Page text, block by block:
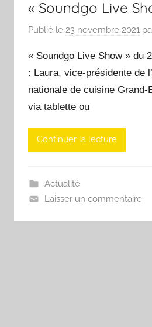
« Soundgo Live
Publié le 23 novembre 2021
« Soundgo Live Show » du
: Laura, vice-présidente de
nationale de cuisine
via tablette ou
Continuer la lecture
Actualité
Laisser un commentaire